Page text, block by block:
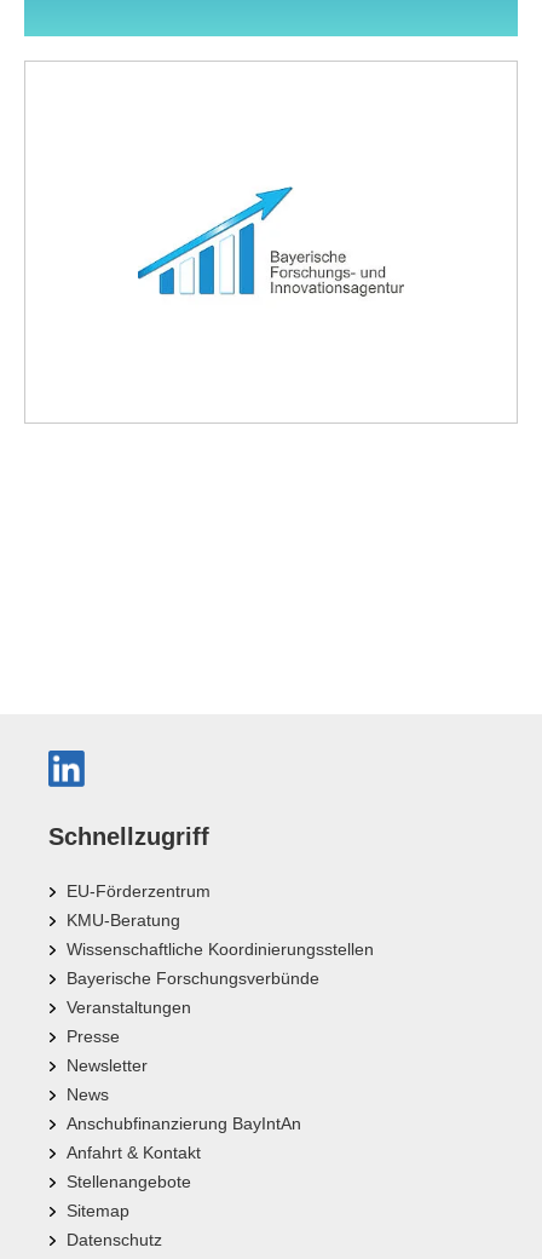
Schnellzugriff
EU-Förderzentrum
KMU-Beratung
Wissenschaftliche Koordinierungsstellen
Bayerische Forschungsverbünde
Veranstaltungen
Presse
Newsletter
News
Anschubfinanzierung BayIntAn
Anfahrt & Kontakt
Stellenangebote
Sitemap
Datenschutz